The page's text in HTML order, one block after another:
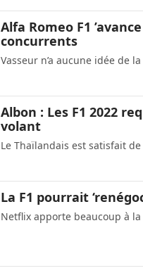
Alfa Romeo F1
concurrents
Vasseur n’a aucune idée de
Albon : Les F1 2022
volant
Le Thaïlandais est satisfait de
La F1 pourrait
Netflix apporte beaucoup à